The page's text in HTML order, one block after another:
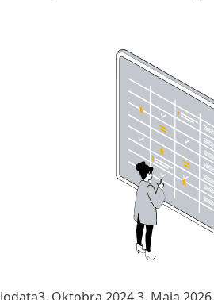
Posted by